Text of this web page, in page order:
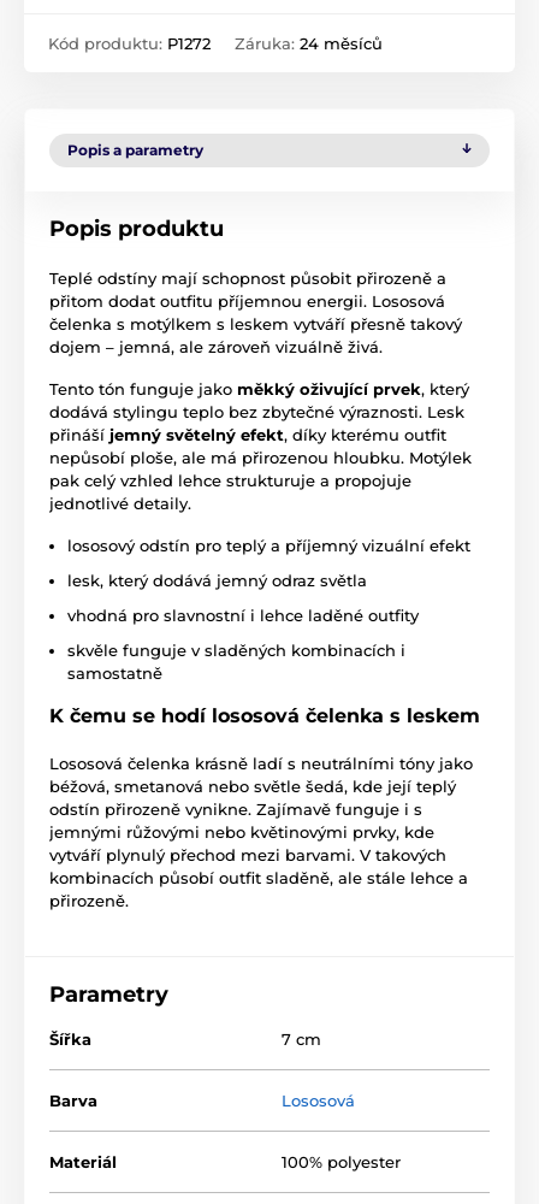
Kód produktu: P1272 Záruka: 24 měsíců
Popis a parametry
Popis produktu
Teplé odstíny mají schopnost působit přirozeně a
přitom dodat outfitu příjemnou energii. Lososová
čelenka s motýlkem s leskem vytváří přesně takový
dojem – jemná, ale zároveň vizuálně živá.
Tento tón funguje jako měkký oživující prvek, který
dodává stylingu teplo bez zbytečné výraznosti. Lesk
přináší jemný světelný efekt, díky kterému outfit
nepůsobí ploše, ale má přirozenou hloubku. Motýlek
pak celý vzhled lehce strukturuje a propojuje
jednotlivé detaily.
lososový odstín pro teplý a příjemný vizuální efekt
lesk, který dodává jemný odraz světla
vhodná pro slavnostní i lehce laděné outfity
skvěle funguje v sladěných kombinacích i
samostatně
K čemu se hodí lososová čelenka s leskem
Lososová čelenka krásně ladí s neutrálními tóny jako
béžová, smetanová nebo světle šedá, kde její teplý
odstín přirozeně vynikne. Zajímavě funguje i s
jemnými růžovými nebo květinovými prvky, kde
vytváří plynulý přechod mezi barvami. V takových
kombinacích působí outfit sladěně, ale stále lehce a
přirozeně.
Parametry
Šířka 7 cm
Barva Lososová
Materiál 100% polyester